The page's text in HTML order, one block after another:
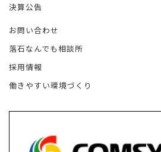
決算公告
お問い合わせ
落石なんでも相談所
採用情報
働きやすい環境づくり